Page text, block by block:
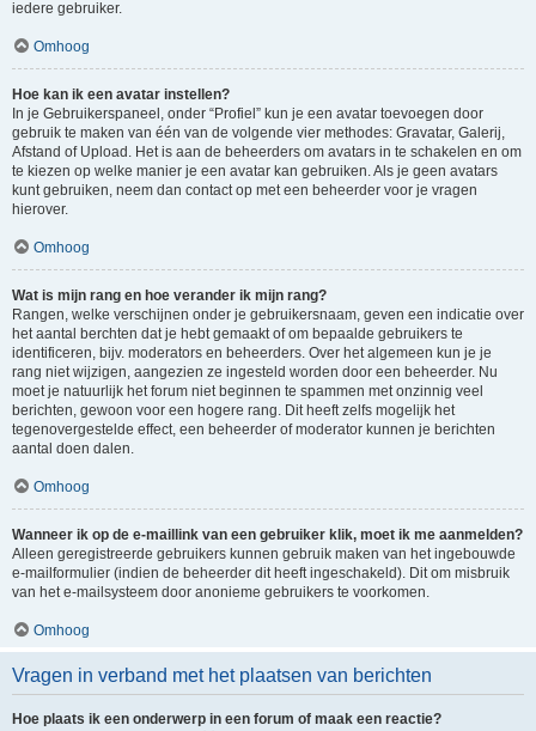
iedere gebruiker.
Omhoog
Hoe kan ik een avatar instellen?
In je Gebruikerspaneel, onder “Profiel” kun je een avatar toevoegen door
gebruik te maken van één van de volgende vier methodes: Gravatar, Galerij,
Afstand of Upload. Het is aan de beheerders om avatars in te schakelen en om
te kiezen op welke manier je een avatar kan gebruiken. Als je geen avatars
kunt gebruiken, neem dan contact op met een beheerder voor je vragen
hierover.
Omhoog
Wat is mijn rang en hoe verander ik mijn rang?
Rangen, welke verschijnen onder je gebruikersnaam, geven een indicatie over
het aantal berchten dat je hebt gemaakt of om bepaalde gebruikers te
identificeren, bijv. moderators en beheerders. Over het algemeen kun je je
rang niet wijzigen, aangezien ze ingesteld worden door een beheerder. Nu
moet je natuurlijk het forum niet beginnen te spammen met onzinnig veel
berichten, gewoon voor een hogere rang. Dit heeft zelfs mogelijk het
tegenovergestelde effect, een beheerder of moderator kunnen je berichten
aantal doen dalen.
Omhoog
Wanneer ik op de e-maillink van een gebruiker klik, moet ik me aanmelden?
Alleen geregistreerde gebruikers kunnen gebruik maken van het ingebouwde
e-mailformulier (indien de beheerder dit heeft ingeschakeld). Dit om misbruik
van het e-mailsysteem door anonieme gebruikers te voorkomen.
Omhoog
Vragen in verband met het plaatsen van berichten
Hoe plaats ik een onderwerp in een forum of maak een reactie?